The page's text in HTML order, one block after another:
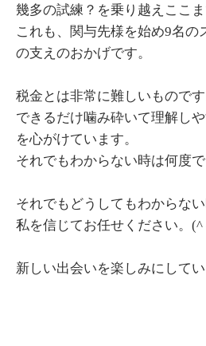
幾多の試練？を乗り越えここ
これも、関与先様を始め9名の
の支えのおかげです。
税金とは非常に難しいものです
できるだけ噛み砕いて理解し
を心がけています。
それでもわからない時は何度
それでもどうしてもわからな
私を信じてお任せください。(^
新しい出会いを楽しみにしてい